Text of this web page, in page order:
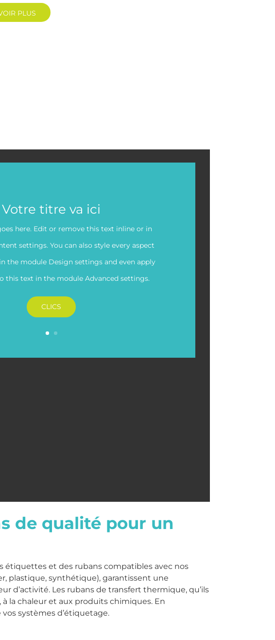
PLUS
Votre titre va ici
here. Edit or remove this text inline or in
settings. You can also style every aspect
the module Design settings and even apply
this text in the module Advanced settings.
CLICS
de qualité pour un
étiquettes et des rubans compatibles avec nos
plastique, synthétique), garantissent une
d’activité. Les rubans de transfert thermique, qu’ils
à la chaleur et aux produits chimiques. En
systèmes d’étiquetage.